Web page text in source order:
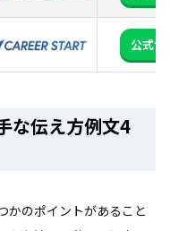
公式サ
な伝え方例文4
かのポイントがあること